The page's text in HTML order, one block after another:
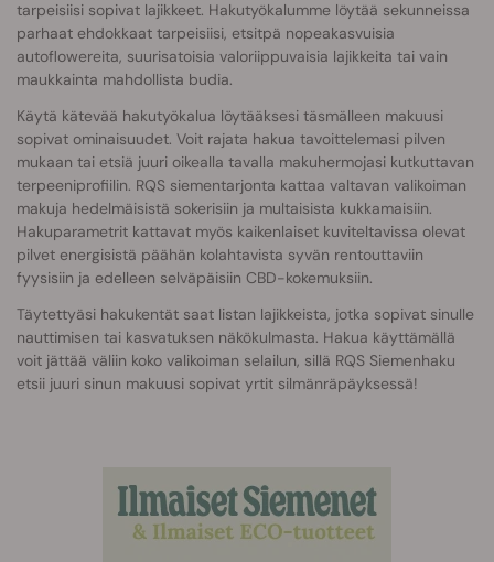
tarpeisiisi sopivat lajikkeet. Hakutyökalumme löytää sekunneissa
parhaat ehdokkaat tarpeisiisi, etsitpä nopeakasvuisia
autoflowereita, suurisatoisia valoriippuvaisia lajikkeita tai vain
maukkainta mahdollista budia.
Käytä kätevää hakutyökalua löytääksesi täsmälleen makuusi
sopivat ominaisuudet. Voit rajata hakua tavoittelemasi pilven
mukaan tai etsiä juuri oikealla tavalla makuhermojasi kutkuttavan
terpeeniprofiilin. RQS siementarjonta kattaa valtavan valikoiman
makuja hedelmäisistä sokerisiin ja multaisista kukkamaisiin.
Hakuparametrit kattavat myös kaikenlaiset kuviteltavissa olevat
pilvet energisistä päähän kolahtavista syvän rentouttaviin
fyysisiin ja edelleen selväpäisiin CBD-kokemuksiin.
Täytettyäsi hakukentät saat listan lajikkeista, jotka sopivat sinulle
nauttimisen tai kasvatuksen näkökulmasta. Hakua käyttämällä
voit jättää väliin koko valikoiman selailun, sillä RQS Siemenhaku
etsii juuri sinun makuusi sopivat yrtit silmänräpäyksessä!